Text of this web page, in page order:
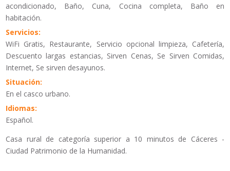
acondicionado, Baño, Cuna, Cocina completa, Baño en
habitación.
Servicios:
WiFi Gratis, Restaurante, Servicio opcional limpieza, Cafetería,
Descuento largas estancias, Sirven Cenas, Se Sirven Comidas,
Internet, Se sirven desayunos.
Situación:
En el casco urbano.
Idiomas:
Español.
Casa rural de categoría superior a 10 minutos de Cáceres -
Ciudad Patrimonio de la Humanidad.